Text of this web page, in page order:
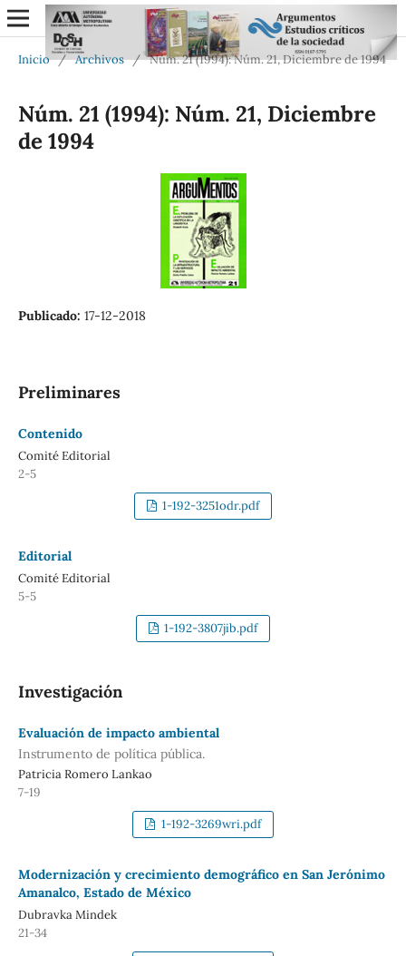
Inicio / Archivos / Núm. 21 (1994): Núm. 21, Diciembre de 1994
Núm. 21 (1994): Núm. 21, Diciembre
de 1994
Publicado: 17-12-2018
Preliminares
Contenido
Comité Editorial
2-5
1-192-3251odr.pdf
Editorial
Comité Editorial
5-5
1-192-3807jib.pdf
Investigación
Evaluación de impacto ambiental
Instrumento de política pública.
Patricia Romero Lankao
7-19
1-192-3269wri.pdf
Modernización y crecimiento demográfico en San Jerónimo
Amanalco, Estado de México
Dubravka Mindek
21-34